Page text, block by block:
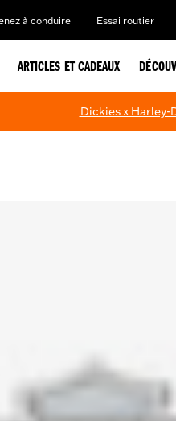
à conduire Essai routier
ARTICLES ET CADEAUX
Dickies x Harley-